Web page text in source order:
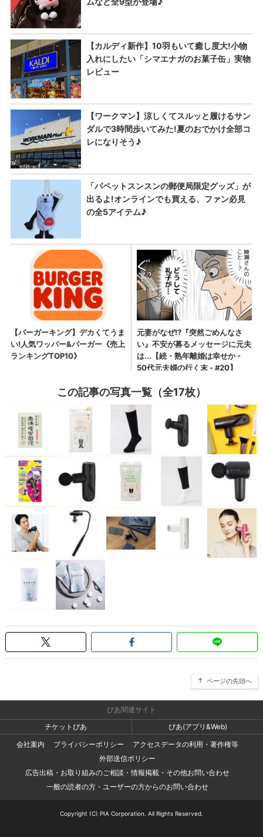
この記事の写真一覧（全17枚）
ページの先頭へ
ぴあ関連サイト
チケットぴあ
ぴあ(アプリ&Web)
会社案内
プライバシーポリシー
アクセスデータの利用・著作権等
外部送信ポリシー
広告出稿・お取り組みのご相談・情報掲載・その他お問い合わせ
一般の読者の方・ユーザーの方からのお問い合わせ
Copyright (C) PIA Corporation. All Rights Reserved.